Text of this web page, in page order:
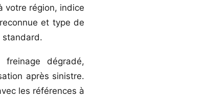
votre région, indice
et type de
standard.
dégradé,
après sinistre.
les références à